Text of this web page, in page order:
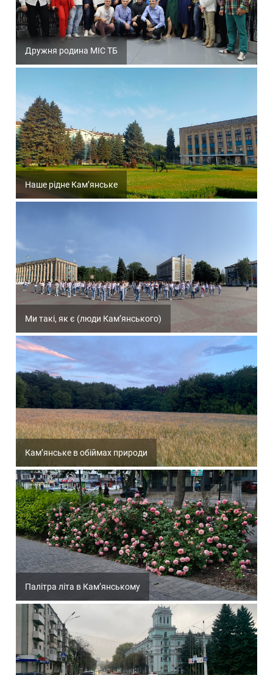
Дружня родина МІС ТБ
Наше рідне Кам’янське
Ми такі, як є (люди Кам’янського)
Кам’янське в обіймах природи
Палітра літа в Кам’янському